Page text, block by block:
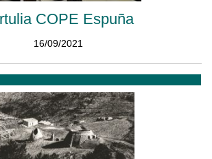
COPE Espuña
16/09/2021